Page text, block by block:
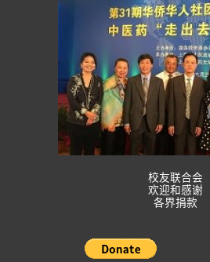
校友联合会
欢迎和感谢
各界捐款